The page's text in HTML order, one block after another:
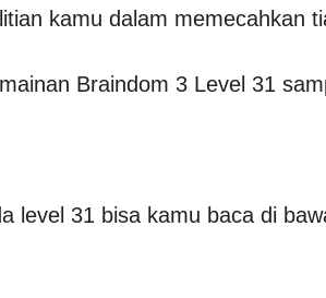
kamu dalam memecahkan
Braindom 3 Level 31
level 31 bisa kamu baca di